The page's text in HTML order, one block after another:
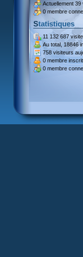
Actuellement 39
0 membre
Statistiques
11 132 687
Au total, 18846
758 visiteurs
0 membre inscrit
0 membre